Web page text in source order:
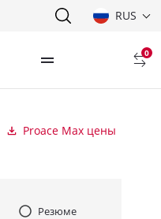
RUS
0
Proace Max цены
Резюме